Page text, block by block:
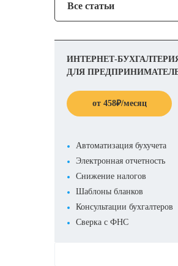
Все статьи
ИНТЕРНЕТ-
ДЛЯ
от 458₽/месяц
Автоматизация бухучета
Электронная отчетность
Снижение налогов
Шаблоны бланков
Консультации бухгалтеров
Сверка с ФНС